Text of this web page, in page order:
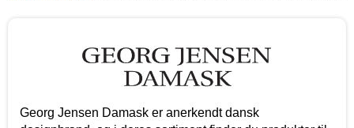
Georg Jensen Damask er anerkendt dansk